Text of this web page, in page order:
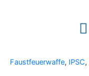
Faustfeuerwaffe, IPSC,